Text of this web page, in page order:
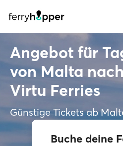
Angebot für
von Malta
Virtu Ferries
Günstige Tickets ab
Buche deine